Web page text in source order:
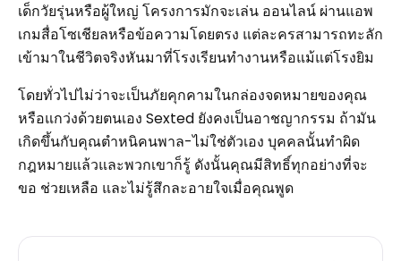
เด็กวัยรุ่นหรือผู้ใหญ่ โครงการมักจะเล่น ออนไลน์ ผ่านแอพ
เกมสื่อโซเชียลหรือข้อความโดยตรง แต่ละครสามารถทะลัก
เข้ามาในชีวิตจริงหันมาที่โรงเรียนทำงานหรือแม้แต่โรงยิม
โดยทั่วไปไม่ว่าจะเป็นภัยคุกคามในกล่องจดหมายของคุณ
หรือแกว่งด้วยตนเอง Sexted ยังคงเป็นอาชญากรรม ถ้ามัน
เกิดขึ้นกับคุณตำหนิคนพาล-ไม่ใช่ตัวเอง บุคคลนั้นทำผิด
กฎหมายแล้วและพวกเขาก็รู้ ดังนั้นคุณมีสิทธิ์ทุกอย่างที่จะ
ขอ ช่วยเหลือ และไม่รู้สึกละอายใจเมื่อคุณพูด